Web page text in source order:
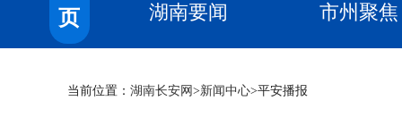
页
湖南要闻
市州聚焦
当前位置： 湖南长安网 >新闻中心>平安播报